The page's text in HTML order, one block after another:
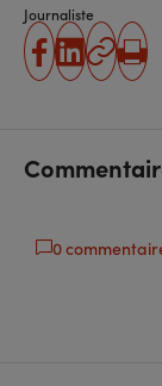
Journaliste
partager
0